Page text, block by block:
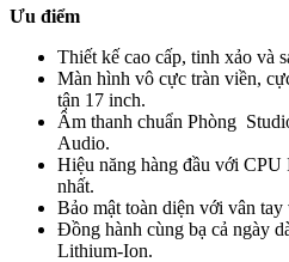
Ưu điểm
Thiết kế cao cấp, tinh xảo và
Màn hình vô cực tràn viền,
tận 17 inch.
Âm thanh chuẩn Phòng
Audio.
Hiệu năng hàng đầu với
nhất.
Bảo mật toàn diện với vân
Đồng hành cùng bạ cả ngày
Lithium-Ion.